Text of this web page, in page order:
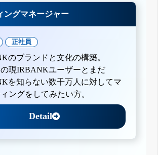
ングマネージャー
正社員
のブランドと文化の構築。
現IRBANKユーザーとまだ
を知らない数千万人に対してマ
ングをしてみたい方。
Detail